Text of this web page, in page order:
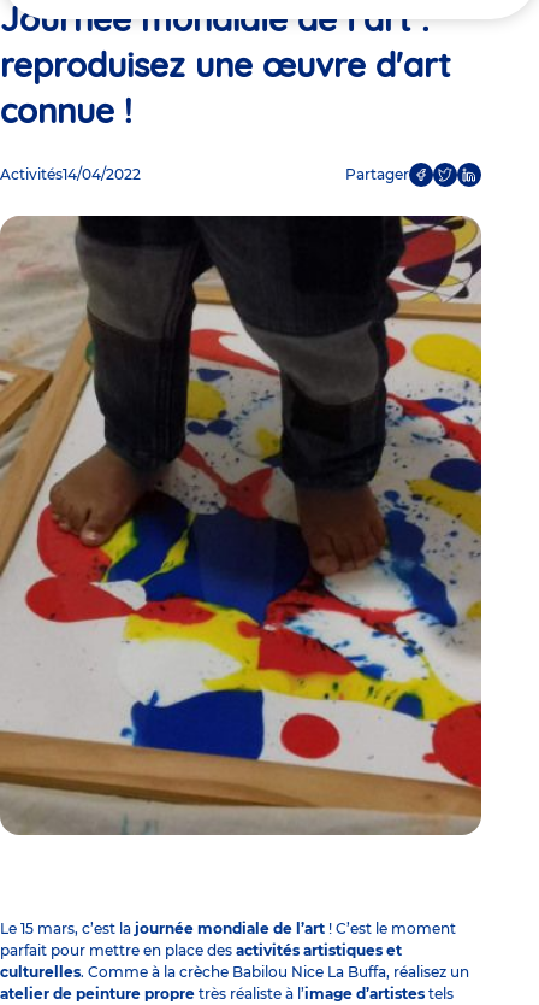
ici
Journée mondiale de l’art :
reproduisez une œuvre d'art
connue !
Activités14/04/2022 Partager
Le 15 mars, c’est la journée mondiale de l’art ! C’est le moment
parfait pour mettre en place des activités artistiques et
culturelles. Comme à la crèche Babilou Nice La Buffa, réalisez un
atelier de peinture propre très réaliste à l’image d’artistes tels